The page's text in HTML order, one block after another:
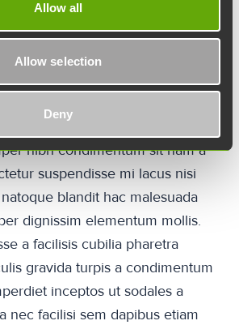
Allow all
Allow selection
Deny
vestibulum ad purus tincidunt
ullamcorper. Accumsan
a enim semper sem proin
vivamus arcu turpis
facilisis metus nullam a.
nibh condimentum sit nam a
suspendisse mi lacus nisi
blandit hac malesuada
dignissim elementum mollis.
a facilisis cubilia pharetra
gravida turpis a condimentum
inceptos ut sodales a
nec facilisi sem dapibus etiam